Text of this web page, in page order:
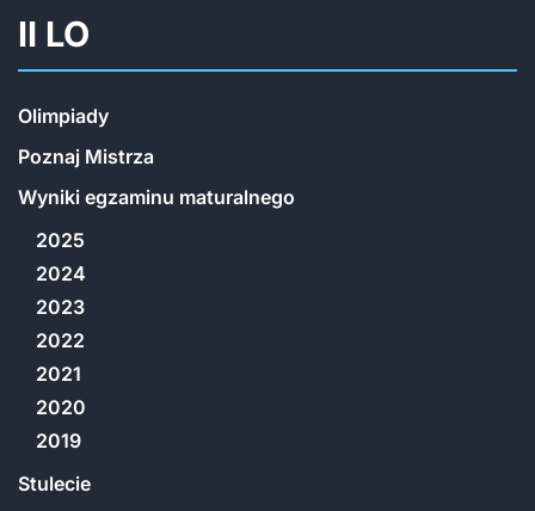
II LO
Olimpiady
Poznaj Mistrza
Wyniki egzaminu maturalnego
2025
2024
2023
2022
2021
2020
2019
Stulecie